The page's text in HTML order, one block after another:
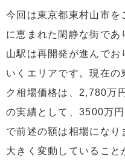
今回は東京都東村山市を
に恵まれた閑静な街であ
山駅は再開発が進んでお
いくエリアです。現在の
ク相場価格は、2,780万
の実績として、3500万
で前述の額は相場になり
大きく変動していること